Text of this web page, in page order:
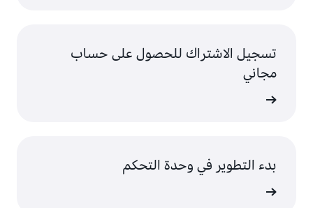
تسجيل الاشتراك للحصول على حساب
مجاني
بدء التطوير في وحدة التحكم